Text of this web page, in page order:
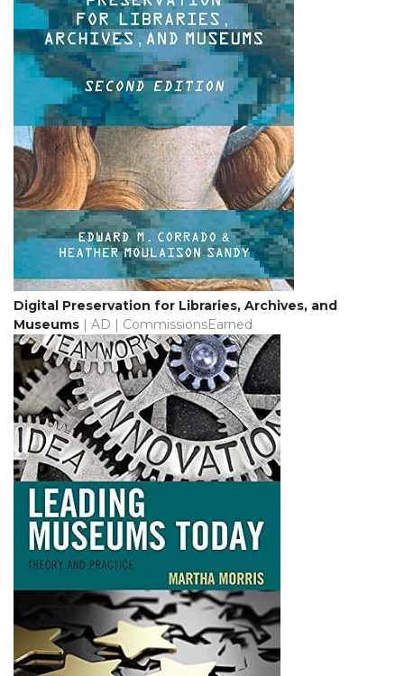
Digital Preservation for Libraries, Archives, and
Museums | AD | CommissionsEarned